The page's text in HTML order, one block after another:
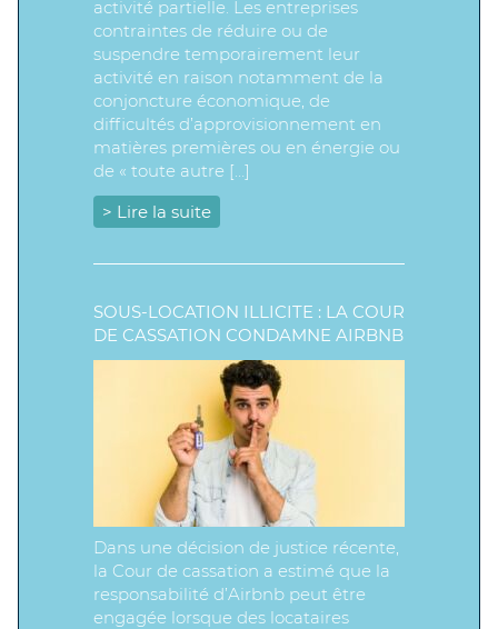
activité partielle. Les entreprises
contraintes de réduire ou de
suspendre temporairement leur
activité en raison notamment de la
conjoncture économique, de
difficultés d’approvisionnement en
matières premières ou en énergie ou
de « toute autre […]
> Lire la suite
SOUS-LOCATION ILLICITE : LA COUR
DE CASSATION CONDAMNE AIRBNB
Dans une décision de justice récente,
la Cour de cassation a estimé que la
responsabilité d’Airbnb peut être
engagée lorsque des locataires